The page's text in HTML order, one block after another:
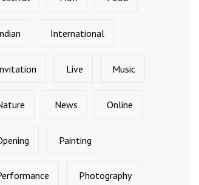
International
Live Music
News Online
Painting
Photography